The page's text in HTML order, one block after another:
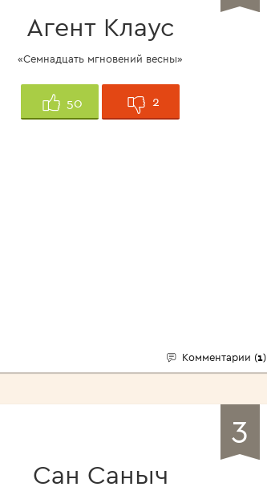
Агент Клаус
«Семнадцать мгновений весны»
50 2
Комментарии (1)
3
Сан Саныч